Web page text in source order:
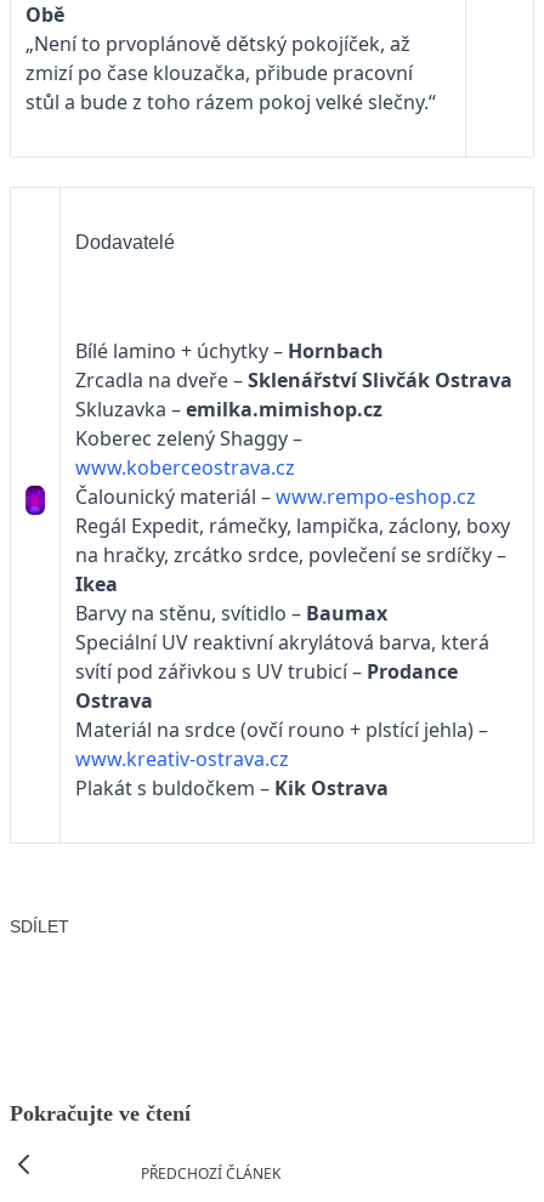
Obě
„Není to prvoplánově dětský pokojíček, až
zmizí po čase klouzačka, přibude pracovní
stůl a bude z toho rázem pokoj velké slečny.“
Dodavatelé
Bílé lamino + úchytky – Hornbach
Zrcadla na dveře –Sklenářství Slivčák Ostrava
Skluzavka –emilka.mimishop.cz
Koberec zelený Shaggy –
www.koberceostrava.cz
Čalounický materiál –www.rempo-eshop.cz
Regál Expedit, rámečky, lampička, záclony, boxy
na hračky, zrcátko srdce, povlečení se srdíčky –
Ikea
Barvy na stěnu, svítidlo – Baumax
Speciální UV reaktivní akrylátová barva, která
svítí pod zářivkou s UV trubicí – Prodance
Ostrava
Materiál na srdce (ovčí rouno + plstící jehla) –
www.kreativ-ostrava.cz
Plakát s buldočkem – Kik Ostrava
SDÍLET
Pokračujte ve čtení
PŘEDCHOZÍ ČLÁNEK